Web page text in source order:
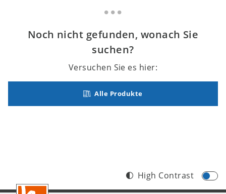
Noch nicht gefunden, wonach Sie
suchen?
Versuchen Sie es hier:
Alle Produkte
Footer
High Contrast